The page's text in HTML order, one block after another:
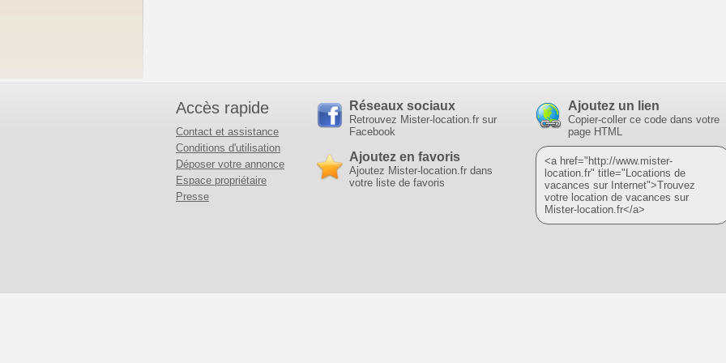
Accès rapide
Contact et assistance
Conditions d'utilisation
Déposer votre annonce
Espace propriétaire
Presse
Réseaux sociaux
Retrouvez Mister-location.fr sur
Facebook
Ajoutez en favoris
Ajoutez Mister-location.fr dans
votre liste de favoris
Ajoutez un lien
Copier-coller ce code dans votre
page HTML
<a href="http://www.mister-
location.fr" title="Locations de
vacances sur Internet">Trouvez
votre location de vacances sur
Mister-location.fr</a>